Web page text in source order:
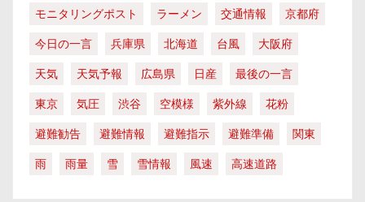
モニタリングポスト
ラーメン 交通情報
京都府
今日の一言
兵庫県 北海道 台風
大阪府
天気
天気予報 広島県 日産
最後の一言
東京
気圧 渋谷 空模様 紫外線
花粉
避難勧告
避難情報 避難指示 避難準備
関東
雨
雨量 雪 雪情報 風速 高速道路